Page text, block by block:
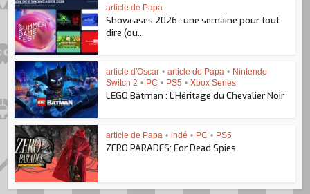
article de Papa
Showcases 2026 : une semaine pour tout
dire (ou...
article d'Oscar • article de Papa • Nintendo
Switch 2 • PC • PS5 • Xbox Series
LEGO Batman : L’Héritage du Chevalier Noir
article de Papa • indé • PC • PS5
ZERO PARADES: For Dead Spies